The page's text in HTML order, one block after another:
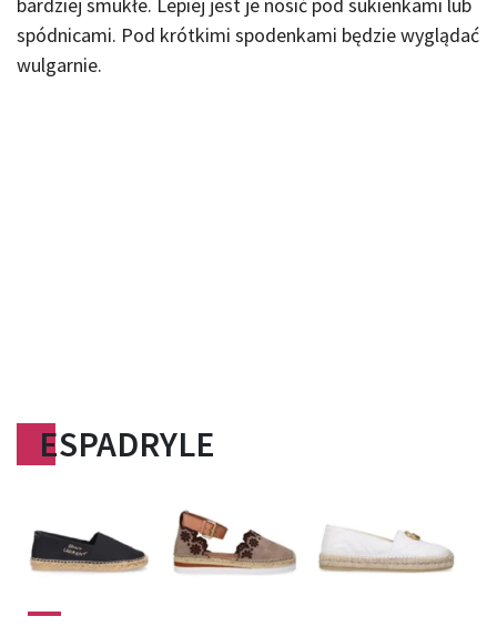
spódnicami. Pod krótkimi spodenkami będzie wyglądać
wulgarnie.
ESPADRYLE